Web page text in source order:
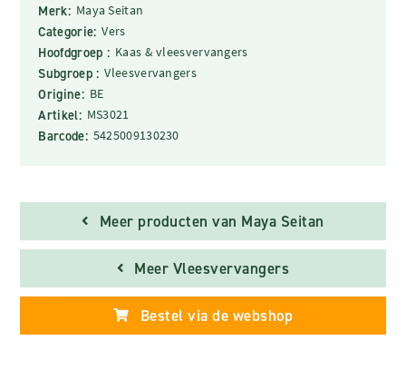
Merk: Maya Seitan
Categorie: Vers
Hoofdgroep : Kaas & vleesvervangers
Subgroep : Vleesvervangers
Origine: BE
Artikel: MS3021
Barcode: 5425009130230
Meer producten van Maya Seitan
Meer Vleesvervangers
Bestel via de webshop